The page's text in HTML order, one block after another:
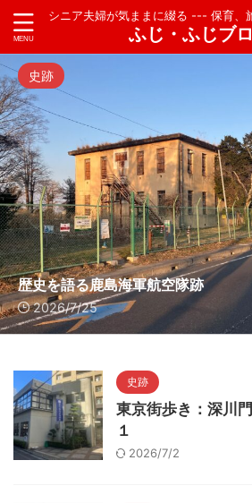
シニア夫婦が気ままに綴る --- 保育、
ふじ・ふじブ
史跡
歴史を語る鹿島海軍航空隊跡
2026/7/25
史跡
東京街歩き：深川
１
2026/7/2